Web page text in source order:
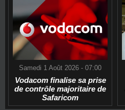
Samedi 1 Août 2026 - 07:00
Vodacom finalise sa prise
de contrôle majoritaire de
Safaricom